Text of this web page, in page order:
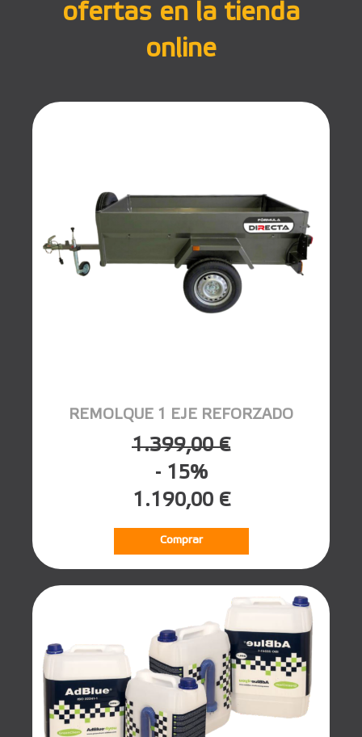
ofertas en la tienda
online
REMOLQUE 1 EJE REFORZADO
1.399,00 €
- 15%
1.190,00 €
Comprar